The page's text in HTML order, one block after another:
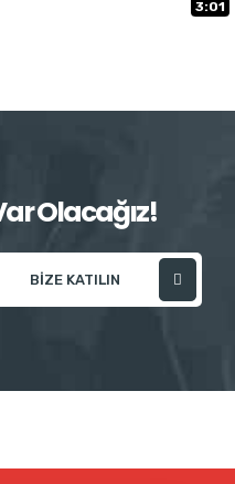
3:01
Olacağız!
BIZE KATILIN